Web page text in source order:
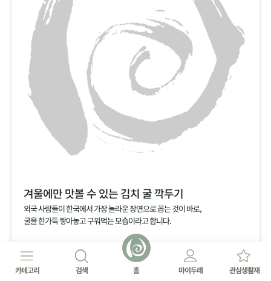
겨울에만 맛볼 수 있는 김치 굴 깍두기
외국 사람들이 한국에서 가장 놀라운 장면으로 꼽는 것이 바로,
굴을 한가득 쌓아놓고 구워먹는 모습이라고 합니다.
카테고리 검색 홈 마이두레 관심생활재